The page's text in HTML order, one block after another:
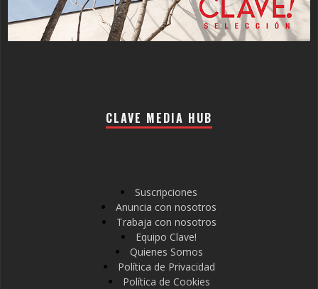
CLAVE MEDIA HUB
Suscripciones
Anuncia con nosotros
Trabaja con nosotros
Equipo Clave!
Quienes Somos
Política de Privacidad
Política de Cookies